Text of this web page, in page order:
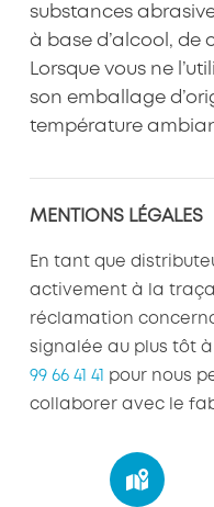
substances
à base d’alcool, de
Lorsque vous ne
son emballage
température
MENTIONS LÉGALES
En tant que
activement à la
réclamation
signalée au plus tôt à
99 66 41 41
pour nous
collaborer avec le